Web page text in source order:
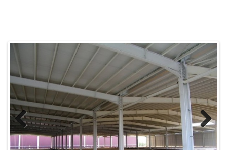
Previous Next